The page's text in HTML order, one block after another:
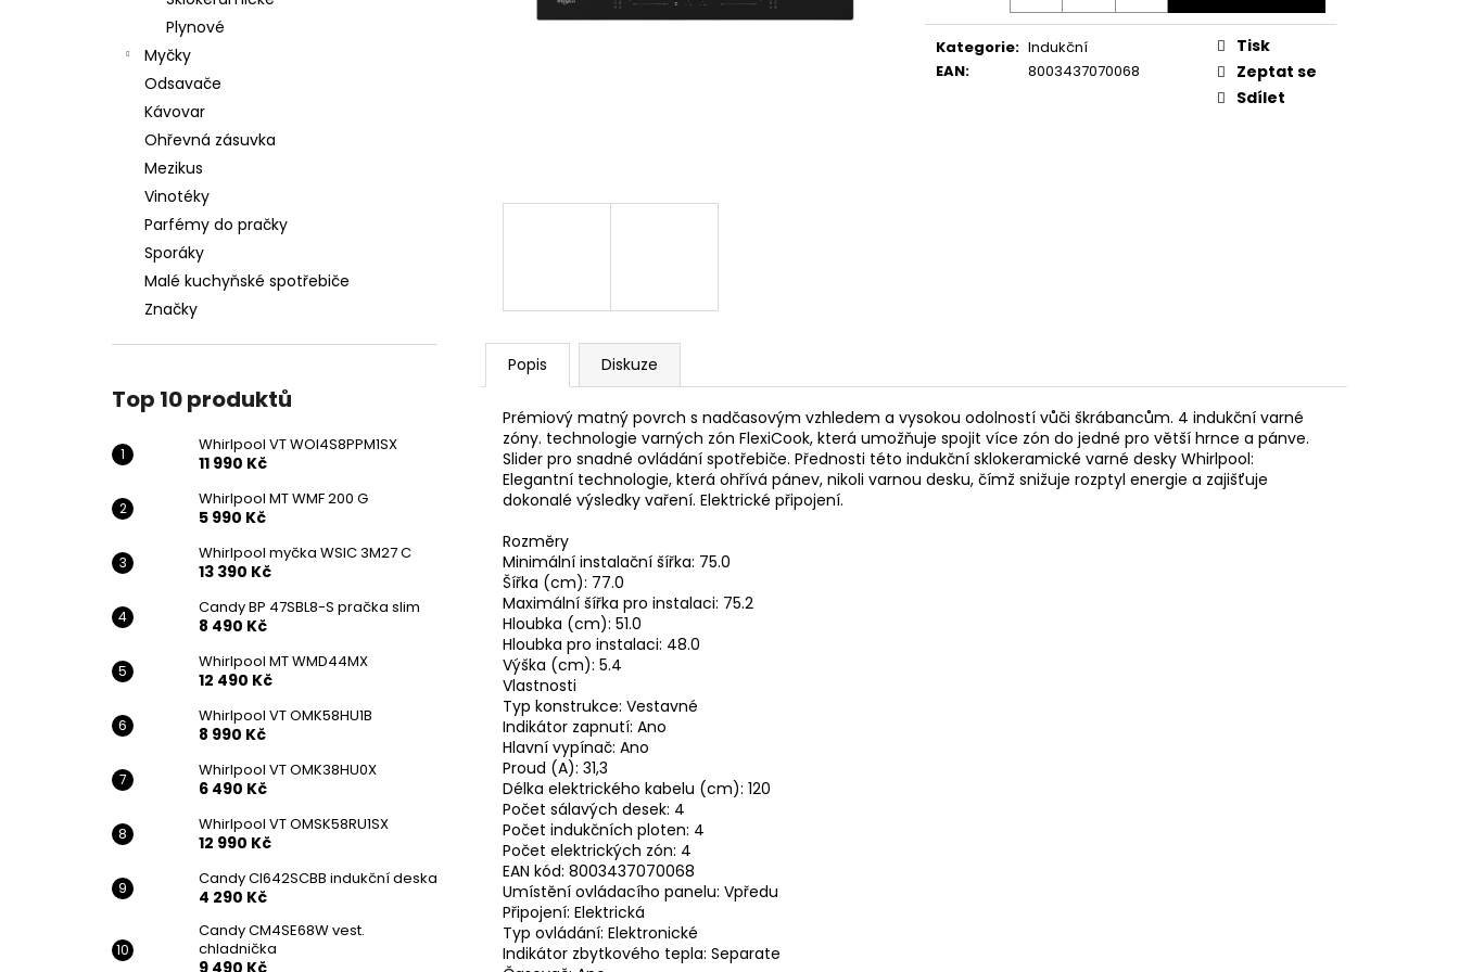
Plynové
Myčky
Odsavače
Kávovar
Ohřevná zásuvka
Mezikus
Vinotéky
Parfémy do pračky
Sporáky
Malé kuchyňské spotřebiče
Značky
Top 10 produktů
Whirlpool VT WOI4S8PPM1SX
11 990 Kč
Whirlpool MT WMF 200 G
5 990 Kč
Whirlpool myčka WSIC 3M27 C
13 390 Kč
Candy BP 47SBL8-S pračka slim
8 490 Kč
Whirlpool MT WMD44MX
12 490 Kč
Whirlpool VT OMK58HU1B
8 990 Kč
Whirlpool VT OMK38HU0X
6 490 Kč
Whirlpool VT OMSK58RU1SX
12 990 Kč
Candy CI642SCBB indukční deska
4 290 Kč
Candy CM4SE68W vest.
chladnička
9 490 Kč
Kategorie: Indukční
EAN: 8003437070068
Tisk
Zeptat se
Sdílet
Popis Diskuze
Prémiový matný povrch s nadčasovým vzhledem a vysokou odolností vůči škrábancům. 4 indukční varné
zóny. technologie varných zón FlexiCook, která umožňuje spojit více zón do jedné pro větší hrnce a pánve.
Slider pro snadné ovládání spotřebiče. Přednosti této indukční sklokeramické varné desky Whirlpool:
Elegantní technologie, která ohřívá pánev, nikoli varnou desku, čímž snižuje rozptyl energie a zajišťuje
dokonalé výsledky vaření. Elektrické připojení.
Rozměry
Minimální instalační šířka: 75.0
Šířka (cm): 77.0
Maximální šířka pro instalaci: 75.2
Hloubka (cm): 51.0
Hloubka pro instalaci: 48.0
Výška (cm): 5.4
Vlastnosti
Typ konstrukce: Vestavné
Indikátor zapnutí: Ano
Hlavní vypínač: Ano
Proud (A): 31,3
Délka elektrického kabelu (cm): 120
Počet sálavých desek: 4
Počet indukčních ploten: 4
Počet elektrických zón: 4
EAN kód: 8003437070068
Umístění ovládacího panelu: Vpředu
Připojení: Elektrická
Typ ovládání: Elektronické
Indikátor zbytkového tepla: Separate
WHIRLPOOL VT WOI4S8PPM1SX
11 990 Kč
WHIRLPOOL MT WMF 200 G